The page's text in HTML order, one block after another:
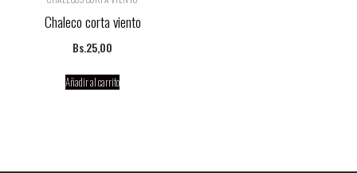
Chaleco corta viento
Bs.25,00
Añadir al carrito